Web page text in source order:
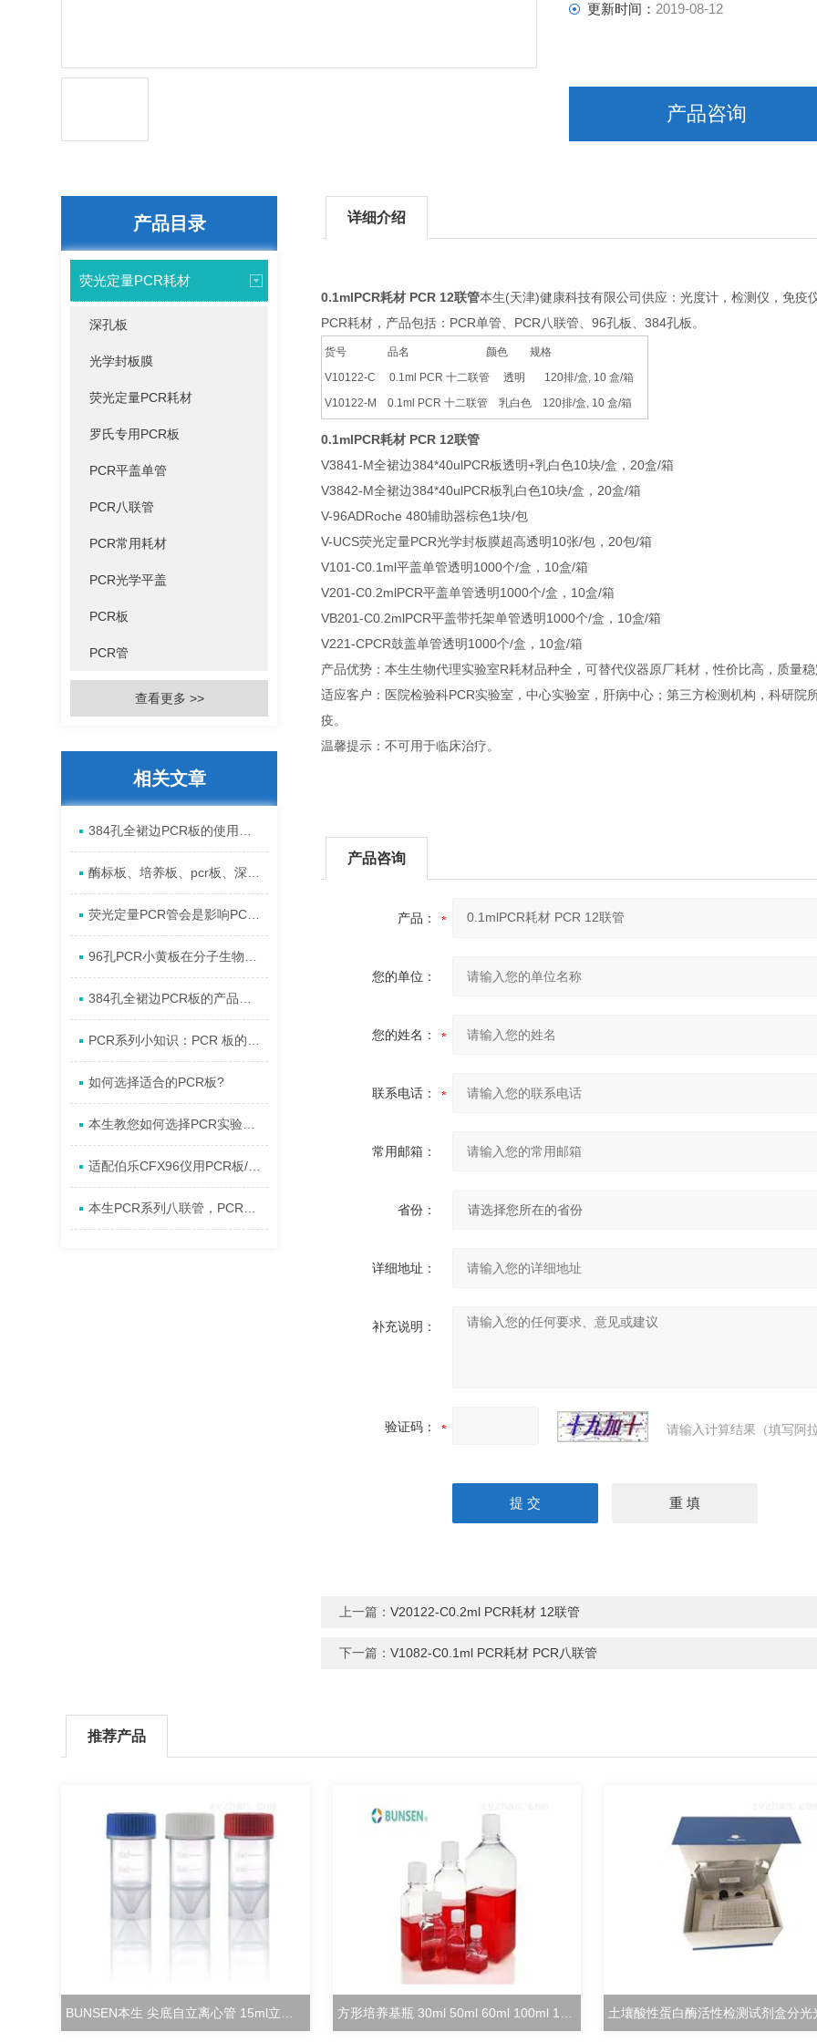
更新时间： 2019-08-12
产品咨询
产品目录
荧光定量PCR耗材
深孔板
光学封板膜
荧光定量PCR耗材
罗氏专用PCR板
PCR平盖单管
PCR八联管
PCR常用耗材
PCR光学平盖
PCR板
PCR管
查看更多 >>
相关文章
如何选择适合的PCR板?
详细介绍
0.1mlPCR耗材 PCR 12联管本生(天津)健康科技有限公司供应：光度计，检测仪，免
PCR耗材，产品包括：PCR单管、PCR八联管、96孔板、384孔板。
货号 品名 颜色 规格
V10122-C 0.1ml PCR 十二联管 透明 120排/盒, 10 盒/箱
V10122-M 0.1ml PCR 十二联管 乳白色 120排/盒, 10 盒/箱
0.1mlPCR耗材 PCR 12联管
V3841-M全裙边384*40ulPCR板透明+乳白色10块/盒，20盒/箱
V3842-M全裙边384*40ulPCR板乳白色10块/盒，20盒/箱
V-96ADRoche 480辅助器棕色1块/包
V-UCS荧光定量PCR光学封板膜超高透明10张/包，20包/箱
V101-C0.1ml平盖单管透明1000个/盒，10盒/箱
V201-C0.2mlPCR平盖单管透明1000个/盒，10盒/箱
VB201-C0.2mlPCR平盖带托架单管透明1000个/盒，10盒/箱
V221-CPCR鼓盖单管透明1000个/盒，10盒/箱
产品优势：本生生物代理实验室R耗材品种全，可替代仪器原厂耗材，性价比高，质量稳
适应客户：医院检验科PCR实验室，中心实验室，肝病中心；第三方检测机构，科研院
疫。
温馨提示：不可用于临床治疗。
产品咨询
产品：
您的单位：
您的姓名：
联系电话：
常用邮箱：
省份：
详细地址：
补充说明：
验证码： 请输入计算结果（填写阿
上一篇： V20122-C0.2ml PCR耗材 12联管
下一篇： V1082-C0.1ml PCR耗材 PCR八联管
推荐产品